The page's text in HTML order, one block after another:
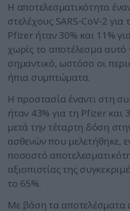
Η αποτελεσματικότητα
στελέχους SARS-CoV-2 για
Pfizer ήταν 30% και 11%
χωρίς το αποτέλεσμα αυτό
σημαντικό, ωστόσο οι
ήπια συμπτώματα.
Η προστασία έναντι στη
ήταν 43% για τη Pfizer και
μετά την τέταρτη δόση
ασθενών που μελετήθηκε,
ποσοστό
αξιοπιστίας της
το 65%.
Με βάση τα αποτελέσματα